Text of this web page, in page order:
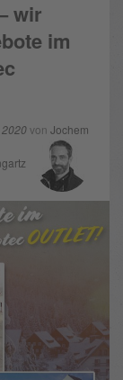
wir
im
von Jochem